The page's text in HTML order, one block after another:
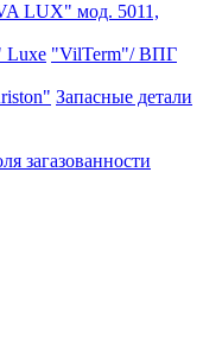
LUX" мод. 5011,
"VilTerm"/ ВПГ
Запасные детали
загазованности